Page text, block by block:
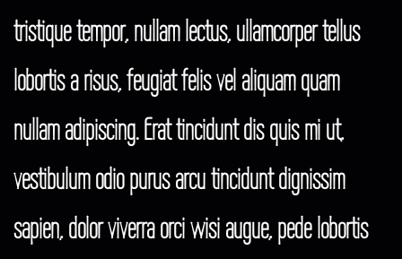
tristique tempor, nullam lectus, ullamcorper tellus
lobortis a risus, feugiat felis vel aliquam quam
nullam adipiscing. Erat tincidunt dis quis mi ut,
vestibulum odio purus arcu tincidunt dignissim
sapien, dolor viverra orci wisi augue, pede lobortis